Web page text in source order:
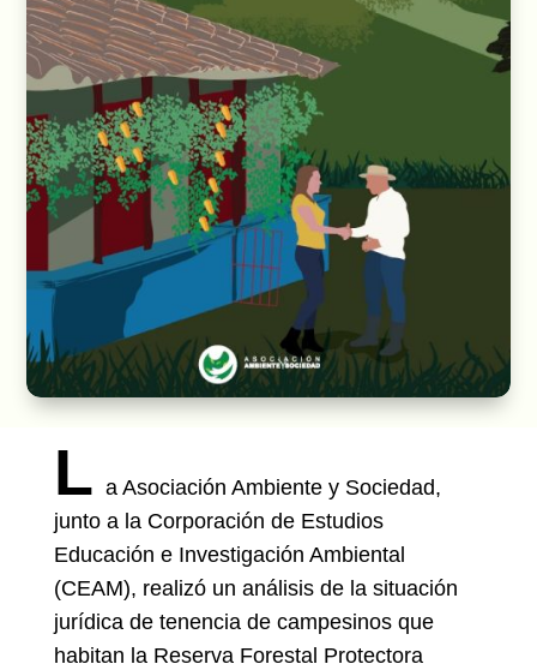
L a Asociación Ambiente y Sociedad,
junto a la Corporación de Estudios
Educación e Investigación Ambiental
(CEAM), realizó un análisis de la situación
jurídica de tenencia de campesinos que
habitan la Reserva Forestal Protectora